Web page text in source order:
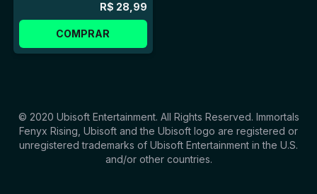
R$ 28,99
COMPRAR
© 2020 Ubisoft Entertainment. All Rights Reserved. Immortals
Fenyx Rising, Ubisoft and the Ubisoft logo are registered or
unregistered trademarks of Ubisoft Entertainment in the U.S.
and/or other countries.